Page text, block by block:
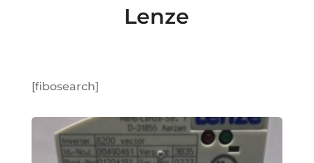
Lenze
[fibosearch]